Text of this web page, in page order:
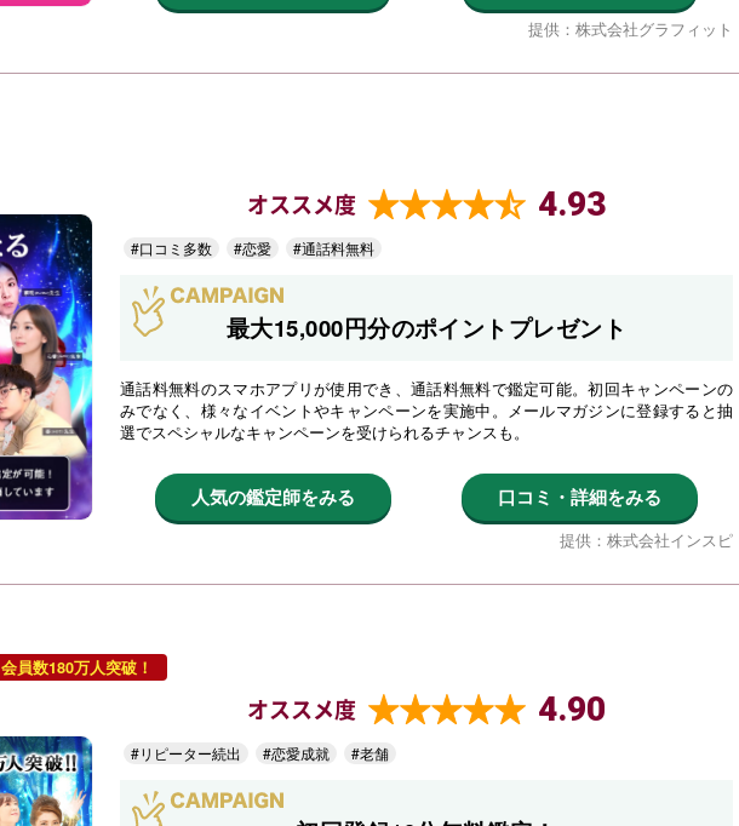
提供：株式会社グラフィット
オススメ度 4.93
#口コミ多数 #恋愛 #通話料無料
最大15,000円分のポイントプレゼント
通話料無料のスマホアプリが使用でき、通話料無料で鑑定可能。初回キャンペーンの
みでなく、様々なイベントやキャンペーンを実施中。メールマガジンに登録すると抽
選でスペシャルなキャンペーンを受けられるチャンスも。
人気の鑑定師をみる 口コミ・詳細をみる
提供：株式会社インスピ
会員数180万人突破！
オススメ度 4.90
#リピーター続出 #恋愛成就 #老舗